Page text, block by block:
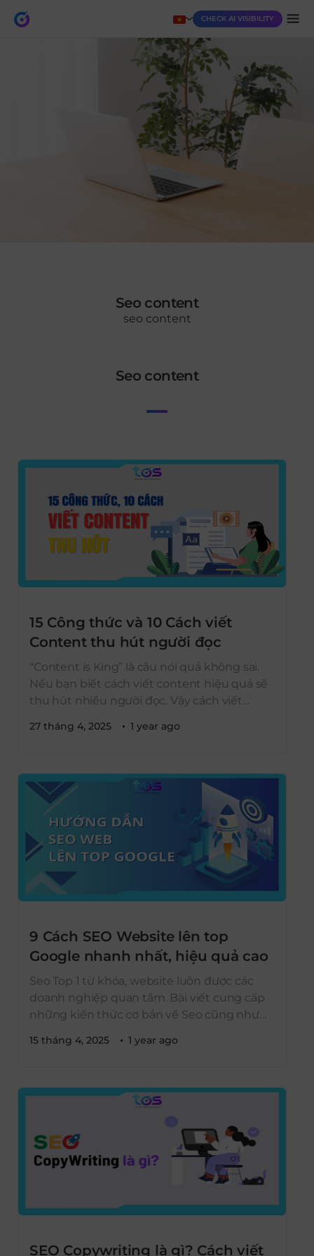
CHECK AI VISIBILITY
seo content
seo content
seo content
27 tháng 4, 2025 1 year ago
15 Công thức và 10 Cách viết
Content thu hút người đọc
“Content is King” là câu nói quả không sai.
Nếu bạn biết cách viết content hiệu quả sẽ
thu hút nhiều người đọc. Vậy cách viết
15 tháng 4, 2025 1 year ago
9 Cách SEO Website lên top
Google nhanh nhất, hiệu quả cao
Seo Top 1 từ khóa, website luôn được các
doanh nghiệp quan tâm. Bài viết cung cấp
những kiến thức cơ bản về Seo cũng như
SEO Copywriting là gì? Cách viết